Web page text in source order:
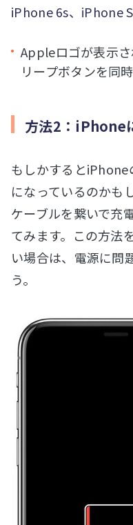
iPhone 6s、iPhone
Appleロゴが表示
リープボタンを同
方法2：iPhone
もしかするとiPhone
になっているのかも
ケーブルを繋いで充
てみます。この方法
い場合は、電源に問
う。